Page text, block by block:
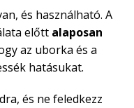
és használható. A
előtt alaposan
az uborka és a
hatásukat.
és ne feledkezz